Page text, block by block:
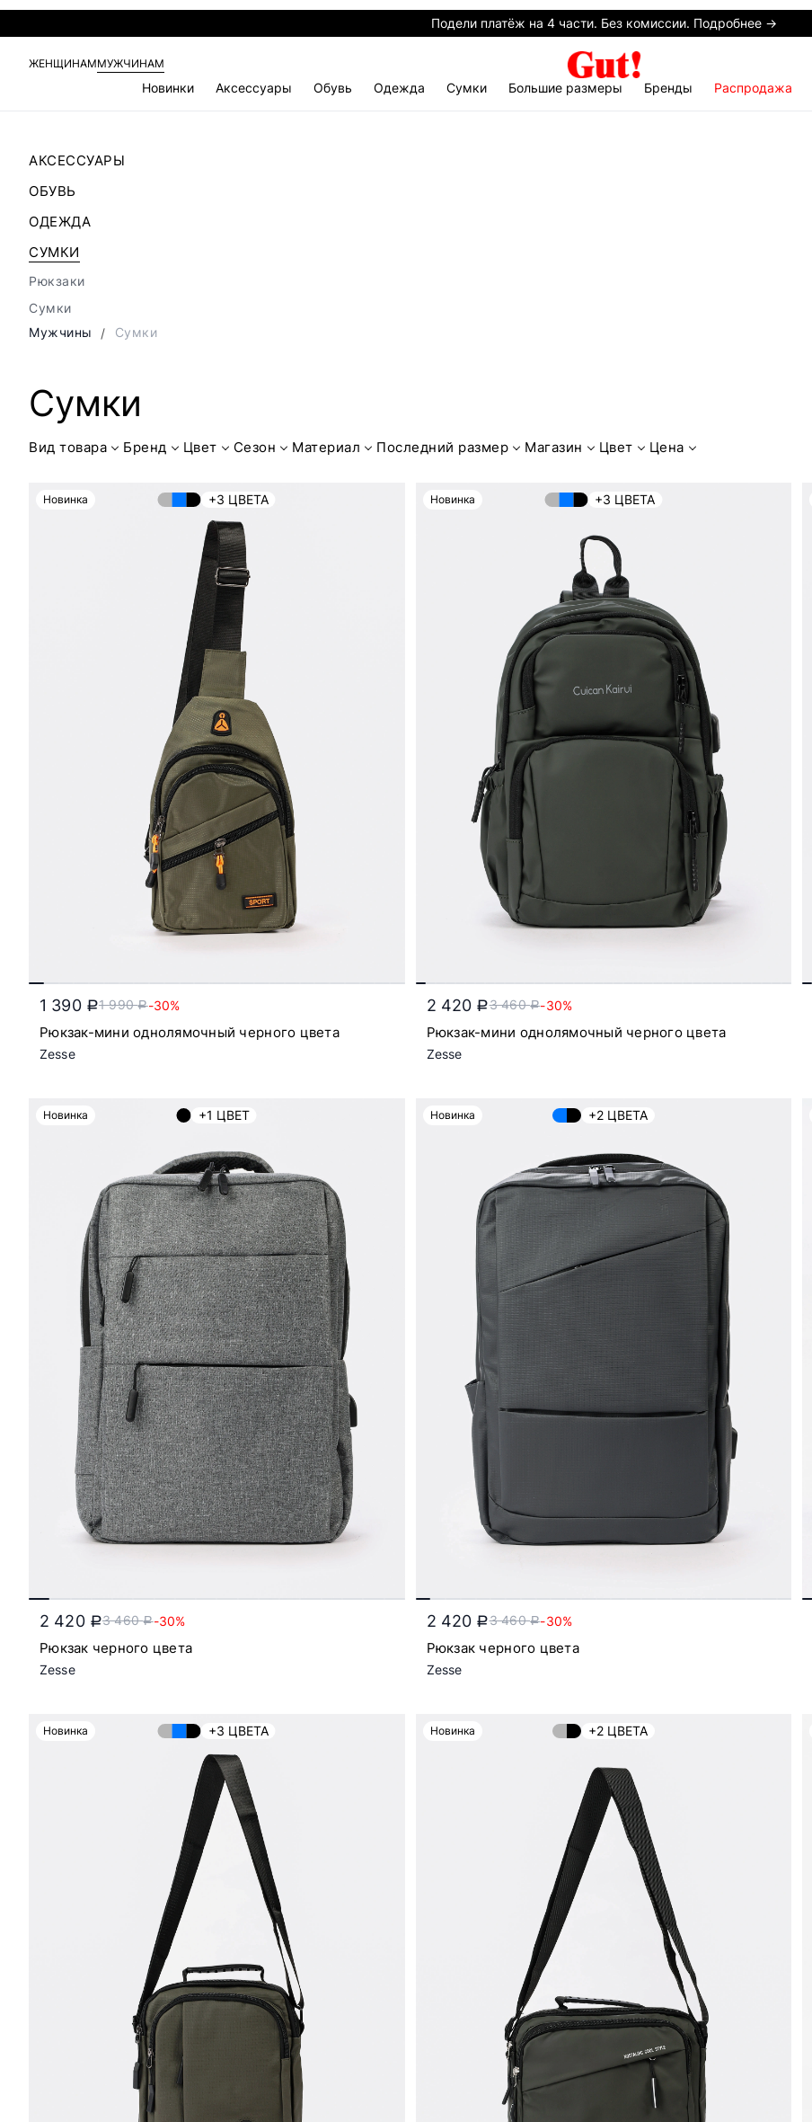
Подели платёж на 4 части. Без комиссии. Подробнее →
ЖЕНЩИНАММУЖЧИНАМ
Новинки Аксессуары Обувь Одежда Сумки Большие размеры Бренды Распродажа
АКСЕССУАРЫ
ОБУВЬ
ОДЕЖДА
СУМКИ
Рюкзаки
Сумки
Мужчины
Сумки
Сумки
Вид товара Бренд Цвет Сезон Материал Последний размер Магазин Цвет Цена
Новинка +3 ЦВЕТА
1 390 a1 990a-30%
Рюкзак-мини однолямочный черного цвета
Zesse
Новинка +3 ЦВЕТА
2 420 a3 460a-30%
Рюкзак-мини однолямочный черного цвета
Zesse
Новинка +1 ЦВЕТ
2 420 a3 460a-30%
Рюкзак черного цвета
Zesse
Новинка +2 ЦВЕТА
2 420 a3 460a-30%
Рюкзак черного цвета
Zesse
Новинка +3 ЦВЕТА Новинка +2 ЦВЕТА